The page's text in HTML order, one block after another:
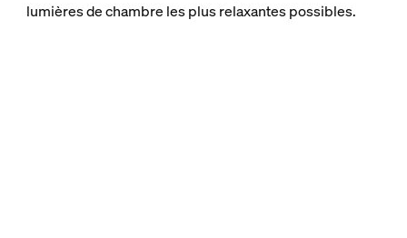
lumières de chambre les plus relaxantes possibles.